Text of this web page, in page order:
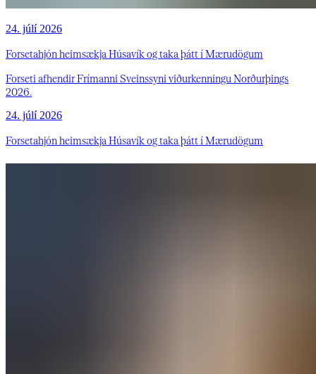
24. júlí 2026
Forsetahjón heimsækja Húsavík og taka þátt í Mærudögum
Forseti afhendir Frímanni Sveinssyni viðurkenningu Norðurþings
2026.
24. júlí 2026
Forsetahjón heimsækja Húsavík og taka þátt í Mærudögum